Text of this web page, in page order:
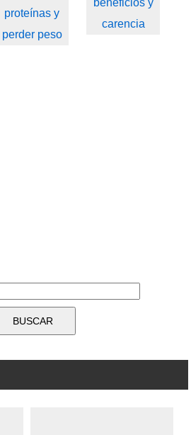
proteínas y
perder peso
beneficios y
carencia